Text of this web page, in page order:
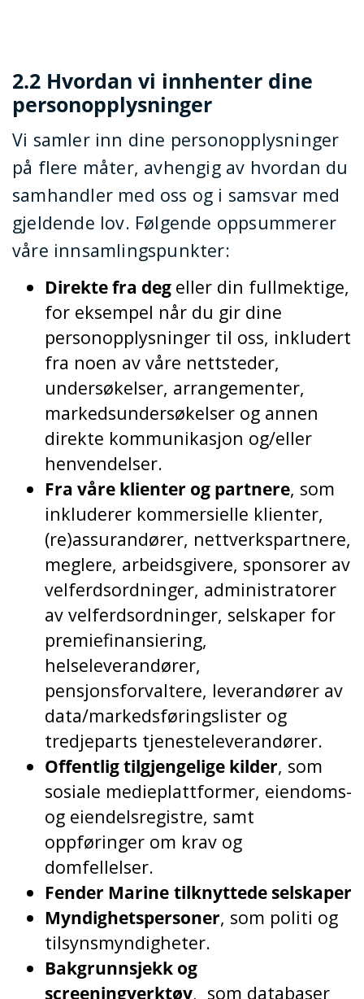
2.2 Hvordan vi innhenter dine
personopplysninger
Vi samler inn dine personopplysninger
på flere måter, avhengig av hvordan du
samhandler med oss og i samsvar med
gjeldende lov. Følgende oppsummerer
våre innsamlingspunkter:
Direkte fra deg eller din fullmektige,
for eksempel når du gir dine
personopplysninger til oss, inkludert
fra noen av våre nettsteder,
undersøkelser, arrangementer,
markedsundersøkelser og annen
direkte kommunikasjon og/eller
henvendelser.
Fra våre klienter og partnere, som
inkluderer kommersielle klienter,
(re)assurandører, nettverkspartnere,
meglere, arbeidsgivere, sponsorer av
velferdsordninger, administratorer
av velferdsordninger, selskaper for
premiefinansiering,
helseleverandører,
pensjonsforvaltere, leverandører av
data/markedsføringslister og
tredjeparts tjenesteleverandører.
Offentlig tilgjengelige kilder, som
sosiale medieplattformer, eiendoms-
og eiendelsregistre, samt
oppføringer om krav og
domfellelser.
Fender Marine tilknyttede selskaper
Myndighetspersoner, som politi og
tilsynsmyndigheter.
Bakgrunnsjekk og
screeningverktøy, som databaser